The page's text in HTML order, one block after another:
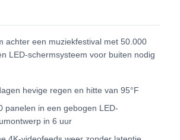
Scherm
schermen
WALL
achter een muziekfestival met 50.000
LED-schermsysteem voor buiten nodig
hevige regen en hitte van 95°F
panelen in een gebogen LED-
in 6 uur